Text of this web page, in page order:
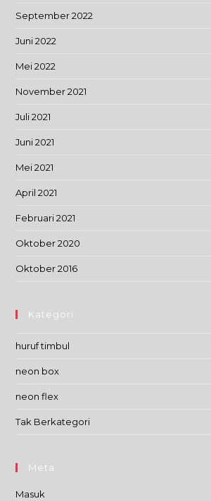
September 2022
Juni 2022
Mei 2022
November 2021
Juli 2021
Juni 2021
Mei 2021
April 2021
Februari 2021
Oktober 2020
Oktober 2016
Kategori
huruf timbul
neon box
neon flex
Tak Berkategori
Meta
Masuk